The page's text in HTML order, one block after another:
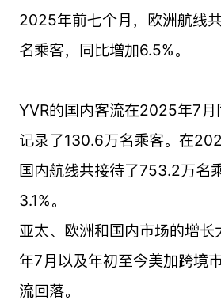
2025年前七个月，欧洲航线
名乘客，同比增加6.5%。
YVR的国内客流在2025年7月
记录了130.6万名乘客。在
国内航线共接待了753.2万名
3.1%。
亚太、欧洲和国内市场的增
年7月以及年初至今美加跨境
流回落。